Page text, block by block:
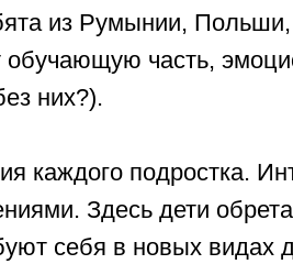
из Румынии,
обучающую часть,
них?).
каждого подростка.
Здесь дети
себя в новых видах